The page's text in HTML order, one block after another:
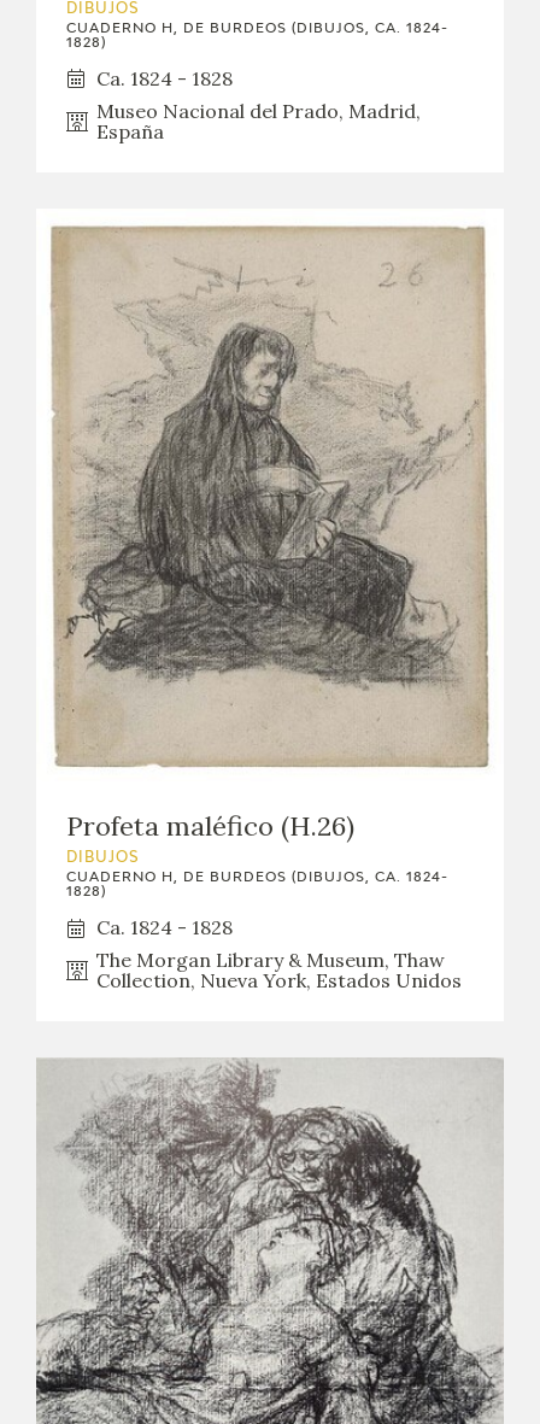
DIBUJOS
CUADERNO H, DE BURDEOS (DIBUJOS, CA. 1824-
1828)
Ca. 1824 - 1828
Museo Nacional del Prado, Madrid,
España
Profeta maléfico (H.26)
DIBUJOS
CUADERNO H, DE BURDEOS (DIBUJOS, CA. 1824-
1828)
Ca. 1824 - 1828
The Morgan Library & Museum, Thaw
Collection, Nueva York, Estados Unidos